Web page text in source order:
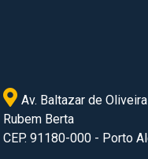
Av. Baltazar de
Rubem Berta
CEP. 91180-000 - Porto